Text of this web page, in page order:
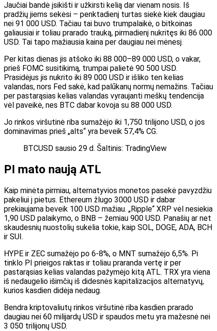
Jaučiai bandė įsikišti ir užkirsti kelią dar vienam nosis. Iš
pradžių jiems sekėsi – penktadienį turtas siekė kiek daugiau
nei 91 000 USD. Tačiau tai buvo trumpalaikė, o bitkoinas
galiausiai ir toliau prarado trauką, pirmadienį nukritęs iki 86 000
USD. Tai tapo mažiausia kaina per daugiau nei mėnesį.
Per kitas dienas jis atšoko iki 88 000–89 000 USD, o vakar,
prieš FOMC susitikimą, trumpai palietė 90 500 USD.
Prasidėjus jis nukrito iki 89 000 USD ir išliko ten kelias
valandas, nors Fed sakė, kad palūkanų normų nemažins. Tačiau
per pastarąsias kelias valandas vyraujanti meškų tendencija
vėl paveikė, nes BTC dabar kovoja su 88 000 USD.
Jo rinkos viršutinė riba sumažėjo iki 1,750 trilijono USD, o jos
dominavimas prieš „alts“ yra beveik 57,4% CG.
BTCUSD sausio 29 d. Šaltinis: TradingView
PI mato naują ATL
Kaip minėta pirmiau, alternatyvios monetos pasekė pavyzdžiu
pakeliui į pietus. Ethereum žlugo 3000 USD ir dabar
prekiaujama beveik 100 USD mažiau. „Ripple“ XRP vėl nesiekia
1,90 USD palaikymo, o BNB – žemiau 900 USD. Panašių ar net
skaudesnių nuostolių sukelia tokie, kaip SOL, DOGE, ADA, BCH
ir SUI.
HYPE ir ZEC sumažėjo po 6-8%, o MNT sumažėjo 6,5%. Pi
tinklo PI prieigos raktas ir toliau praranda vertę ir per
pastarąsias kelias valandas pažymėjo kitą ATL. TRX yra viena
iš nedaugelio išimčių iš didesnės kapitalizacijos alternatyvų,
kurios kasdien didėja nedaug.
Bendra kriptovaliutų rinkos viršutinė riba kasdien prarado
daugiau nei 60 milijardų USD ir spaudos metu yra mažesnė nei
3 050 trilijonų USD.